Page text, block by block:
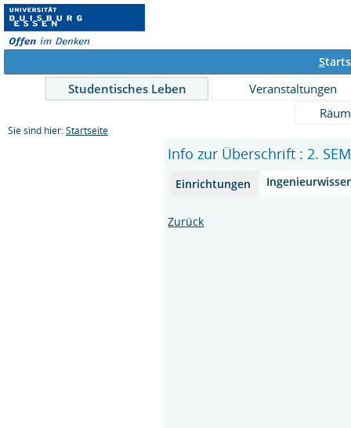
S
Studentisches Leben
Veranstaltungen
Sie sind hier: Startseite
Info zur Überschrift : 2.
Einrichtungen
Zurück